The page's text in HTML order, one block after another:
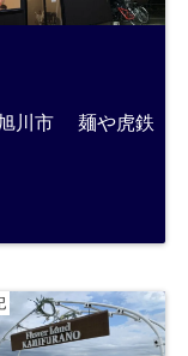
川市 麺や虎鉄